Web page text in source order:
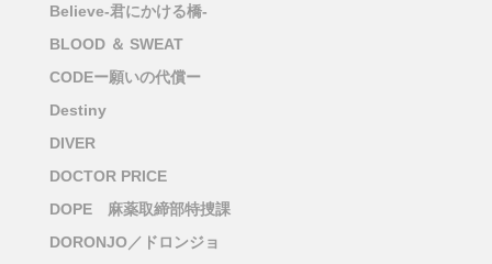
Believe-君にかける橋-
BLOOD ＆ SWEAT
CODEー願いの代償ー
Destiny
DIVER
DOCTOR PRICE
DOPE 麻薬取締部特捜課
DORONJO／ドロンジョ